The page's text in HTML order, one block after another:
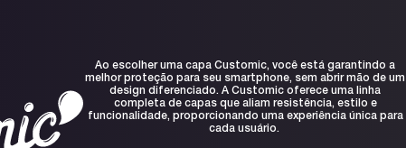
Ao escolher uma capa Customic, você está garantindo a
melhor proteção para seu smartphone, sem abrir mão de um
design diferenciado. A Customic oferece uma linha
completa de capas que aliam resistência, estilo e
funcionalidade, proporcionando uma experiência única para
cada usuário.